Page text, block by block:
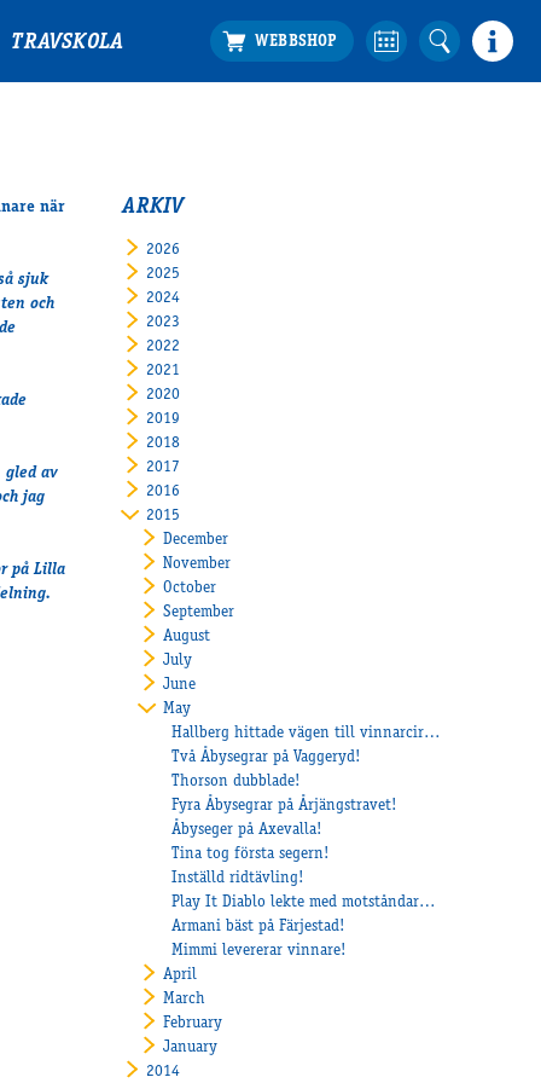
TRAVSKOLA
när
sjuk
och
gled av
jag
på Lilla
ARKIV
2026
2025
2024
2023
2022
2021
2020
2019
2018
2017
2016
2015
December
November
October
September
August
July
June
May
Hallberg hittade vägen till vinnarcirkeln igen!
Två Åbysegrar på Vaggeryd!
Thorson dubblade!
Fyra Åbysegrar på Årjängstravet!
Åbyseger på Axevalla!
Tina tog första segern!
Inställd ridtävling!
Play It Diablo lekte med motståndarna på Mantorp
Armani bäst på Färjestad!
Mimmi levererar vinnare!
April
March
February
January
2014